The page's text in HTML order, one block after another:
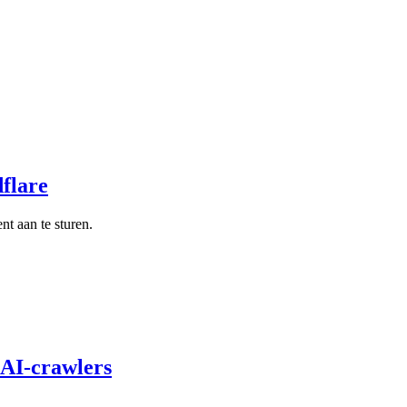
aan te sturen.
crawlers